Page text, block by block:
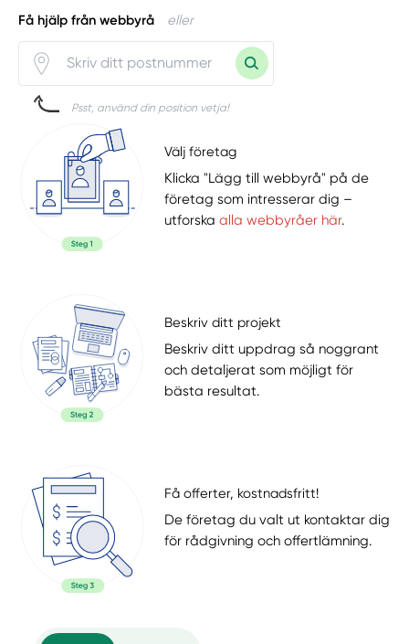
Få hjälp från webbyrå eller
Psst, använd din position vetja!
Välj företag
Klicka "Lägg till webbyrå" på de
företag som intresserar dig –
utforskaalla webbyråer här.
Beskriv ditt projekt
Beskriv ditt uppdrag så noggrant
och detaljerat som möjligt för
bästa resultat.
Få offerter, kostnadsfritt!
De företag du valt ut kontaktar dig
för rådgivning och offertlämning.